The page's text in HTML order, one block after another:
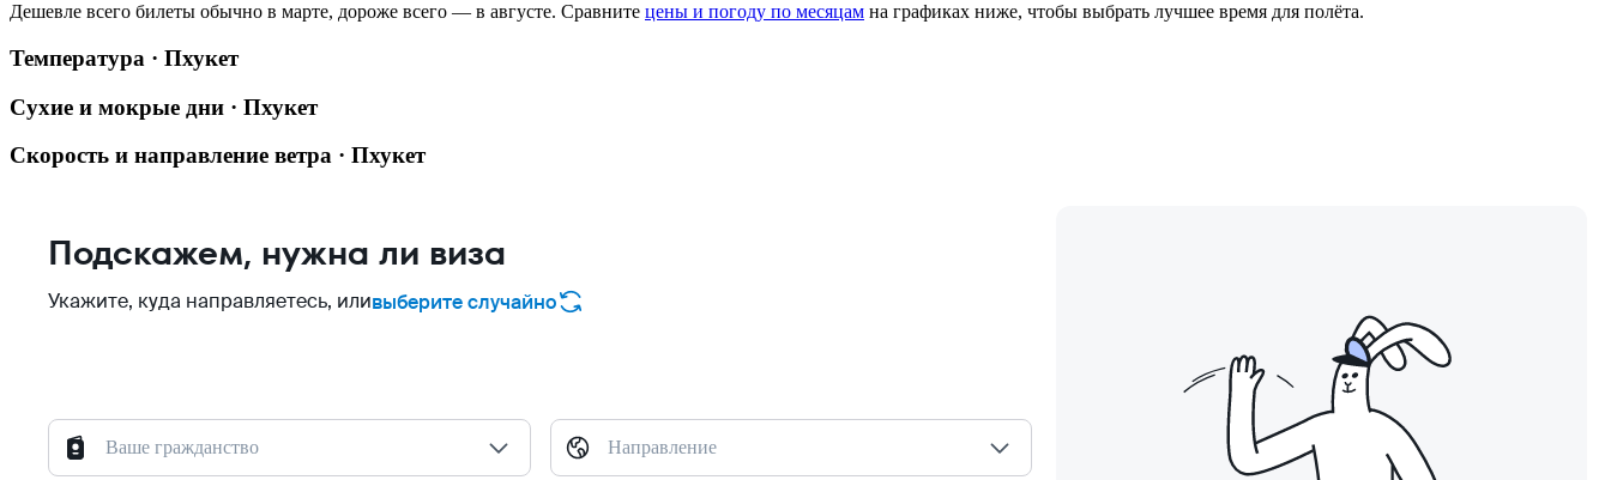
Дешевле всего билеты обычно в марте, дороже всего — в августе. Сравните цены и погоду по месяцам на графиках ниже, чтобы выбрать лучшее время для полёта.
Температура · Пхукет
Сухие и мокрые дни · Пхукет
Скорость и направление ветра · Пхукет
Подскажем, нужна ли виза
Укажите, куда направляетесь, иливыберите случайно
Ваше гражданство Направление